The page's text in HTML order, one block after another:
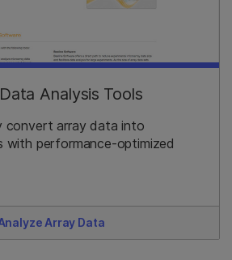
Analysis Tools
convert array data into
with performance-optimized
Array Data